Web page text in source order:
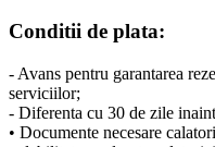
Conditii de plata:
- Avans pentru garantarea
serviciilor;
- Diferenta cu 30 de zile
• Documente necesare